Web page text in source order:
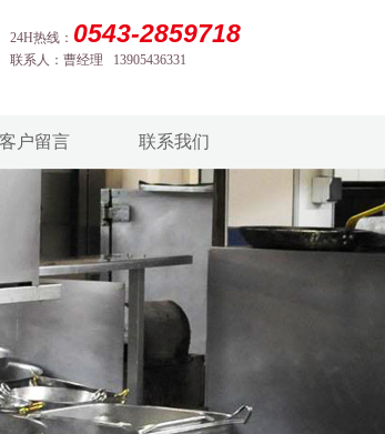
24H热线： 0543-2859718
联系人：曹经理 13905436331
客户留言 联系我们